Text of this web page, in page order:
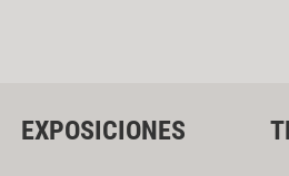
EXPOSICIONES